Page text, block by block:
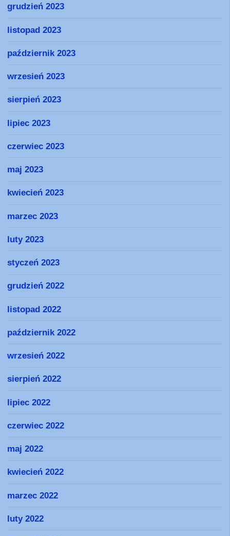
grudzień 2023
listopad 2023
październik 2023
wrzesień 2023
sierpień 2023
lipiec 2023
czerwiec 2023
maj 2023
kwiecień 2023
marzec 2023
luty 2023
styczeń 2023
grudzień 2022
listopad 2022
październik 2022
wrzesień 2022
sierpień 2022
lipiec 2022
czerwiec 2022
maj 2022
kwiecień 2022
marzec 2022
luty 2022